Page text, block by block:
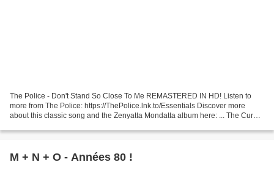
The Police - Don't Stand So Close To Me REMASTERED IN HD! Listen to
more from The Police: https://ThePolice.lnk.to/Essentials Discover more
about this classic song and the Zenyatta Mondatta album here: ... The Cure -
M + N + O - Années 80 !